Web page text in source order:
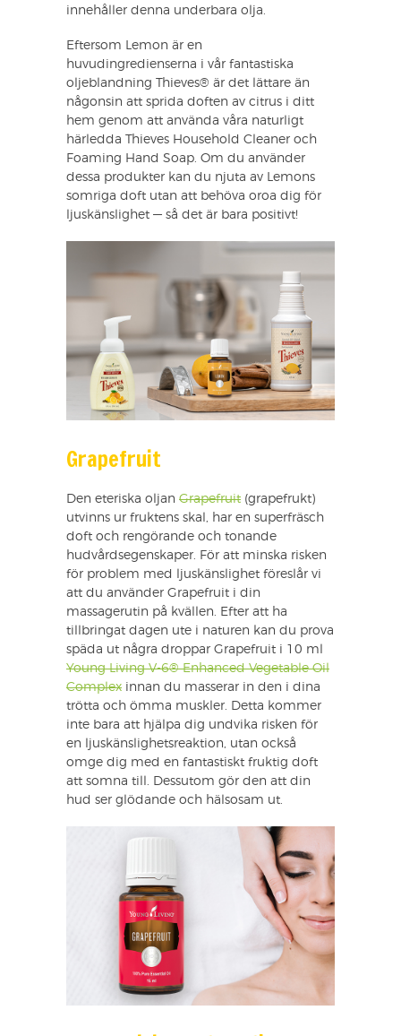
innehåller denna underbara olja.
Eftersom Lemon är en
huvudingredienserna i vår fantastiska
oljeblandning Thieves® är det lättare än
någonsin att sprida doften av citrus i ditt
hem genom att använda våra naturligt
härledda Thieves Household Cleaner och
Foaming Hand Soap. Om du använder
dessa produkter kan du njuta av Lemons
somriga doft utan att behöva oroa dig för
ljuskänslighet — så det är bara positivt!
Grapefruit
Den eteriska oljan Grapefruit (grapefrukt)
utvinns ur fruktens skal, har en superfräsch
doft och rengörande och tonande
hudvårdsegenskaper. För att minska risken
för problem med ljuskänslighet föreslår vi
att du använder Grapefruit i din
massagerutin på kvällen. Efter att ha
tillbringat dagen ute i naturen kan du prova
späda ut några droppar Grapefruit i 10 ml
Young Living V-6® Enhanced Vegetable Oil
Complex innan du masserar in den i dina
trötta och ömma muskler. Detta kommer
inte bara att hjälpa dig undvika risken för
en ljuskänslighetsreaktion, utan också
omge dig med en fantastiskt fruktig doft
att somna till. Dessutom gör den att din
hud ser glödande och hälsosam ut.